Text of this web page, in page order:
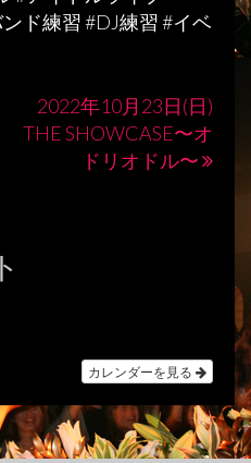
ド練習 #DJ練習 #イベ
2022年10月23日(日)
THE SHOWCASE〜オ
ドリオドル〜
カレンダーを見る